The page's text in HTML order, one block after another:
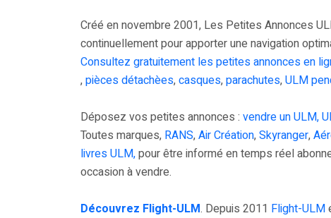
Créé en novembre 2001, Les Petites Annonces
continuellement pour apporter une navigation
Consultez gratuitement les petites annonces en
,pièces détachèes,casques,parachutes,ULM
Déposez vos petites annonces : vendre un ULM,
Toutes marques, RANS,Air Création,Skyranger,
livres ULM,pour être informé en temps réel
occasion à vendre.
Découvrez Flight-ULM. Depuis 2011 Flight-ULM